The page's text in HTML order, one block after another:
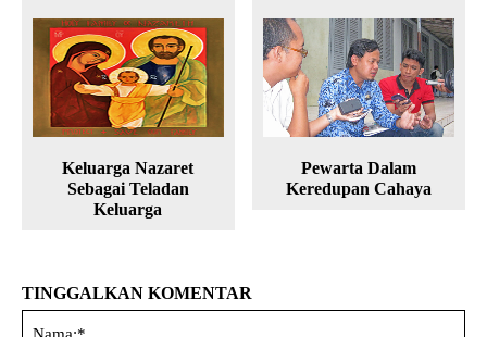
Keluarga Nazaret
Sebagai Teladan
Keluarga
Pewarta Dalam
Keredupan Cahaya
TINGGALKAN KOMENTAR